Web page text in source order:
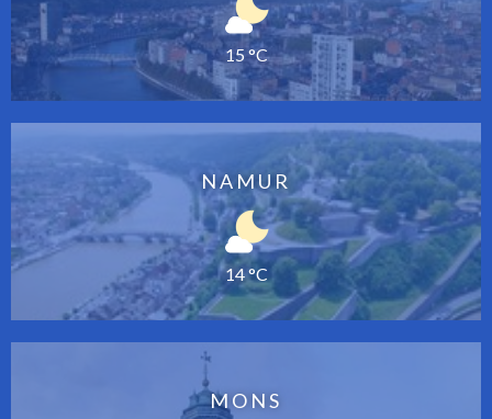
15 °C
NAMUR
14 °C
MONS